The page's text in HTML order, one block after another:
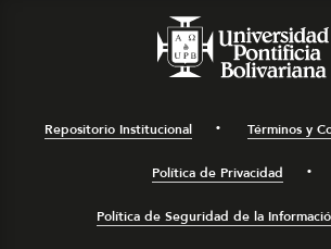
Repositorio Institucional Términos y
Política de Privacidad
Política de Seguridad de la